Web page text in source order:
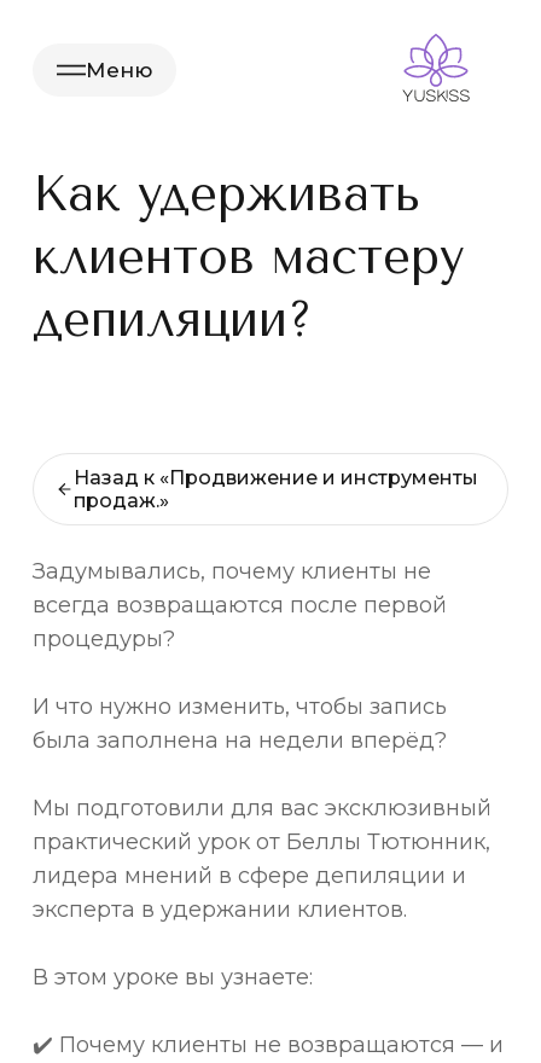
Меню
Как удерживать
клиентов мастеру
депиляции?
Назад к «Продвижение и инструменты
продаж.»
Задумывались, почему клиенты не
всегда возвращаются после первой
процедуры?
И что нужно изменить, чтобы запись
была заполнена на недели вперёд?
Мы подготовили для вас эксклюзивный
практический урок от Беллы Тютюнник,
лидера мнений в сфере депиляции и
эксперта в удержании клиентов.
В этом уроке вы узнаете:
✔️ Почему клиенты не возвращаются — и